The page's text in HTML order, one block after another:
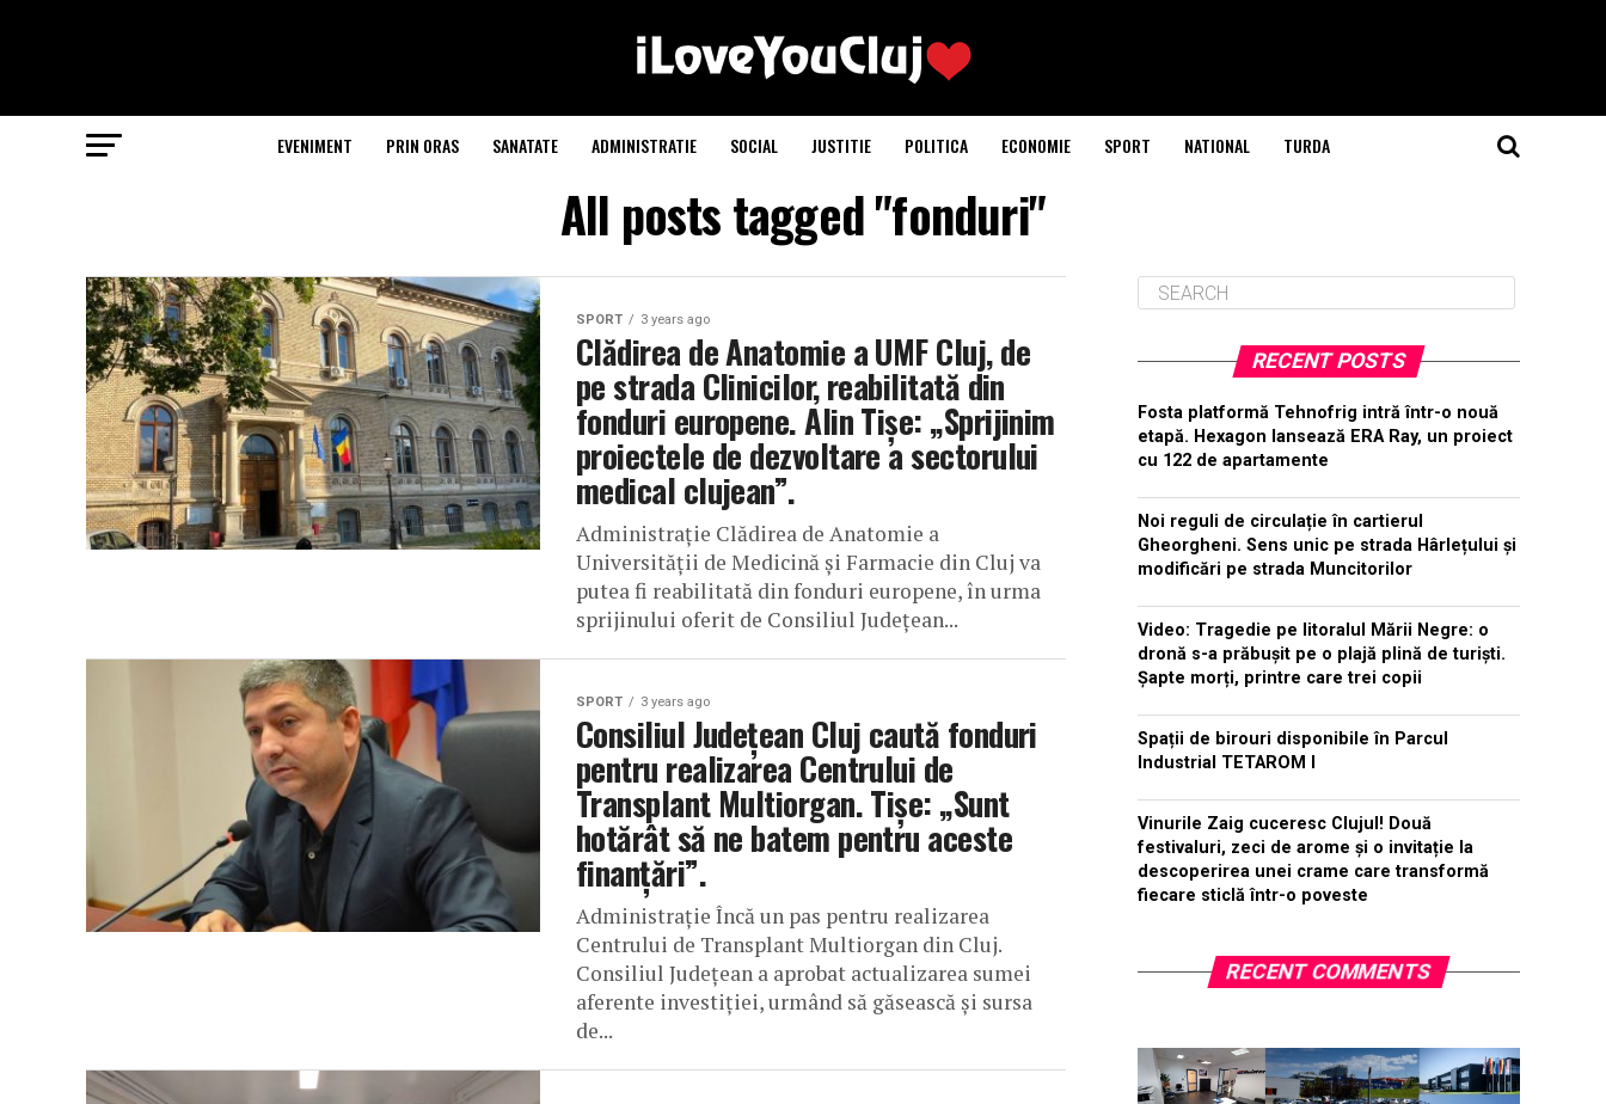
EVENIMENT PRIN ORAS SANATATE ADMINISTRATIE SOCIAL JUSTITIE POLITICA ECONOMIE SPORT NATIONAL TURDA
All posts tagged "fonduri"
SPORT 3 years ago
Clădirea de Anatomie a UMF Cluj, de
pe strada Clinicilor, reabilitată din
fonduri europene. Alin Tișe: „Sprijinim
proiectele de dezvoltare a sectorului
medical clujean”.
Administrație Clădirea de Anatomie a
Universității de Medicină și Farmacie din Cluj va
putea fi reabilitată din fonduri europene, în urma
sprijinului oferit de Consiliul Județean...
SPORT 3 years ago
Consiliul Județean Cluj caută fonduri
pentru realizarea Centrului de
Transplant Multiorgan. Tișe: „Sunt
hotărât să ne batem pentru aceste
finanțări”.
Administrație Încă un pas pentru realizarea
Centrului de Transplant Multiorgan din Cluj.
Consiliul Județean a aprobat actualizarea sumei
aferente investiției, urmând să găsească și sursa
de...
RECENT POSTS
Fosta platformă Tehnofrig intră într-o nouă
etapă. Hexagon lansează ERA Ray, un proiect
cu 122 de apartamente
Noi reguli de circulație în cartierul
Gheorgheni. Sens unic pe strada Hârlețului și
modificări pe strada Muncitorilor
Video: Tragedie pe litoralul Mării Negre: o
dronă s-a prăbușit pe o plajă plină de turiști.
Șapte morți, printre care trei copii
Spații de birouri disponibile în Parcul
Industrial TETAROM I
Vinurile Zaig cuceresc Clujul! Două
festivaluri, zeci de arome și o invitație la
descoperirea unei crame care transformă
fiecare sticlă într-o poveste
RECENT COMMENTS